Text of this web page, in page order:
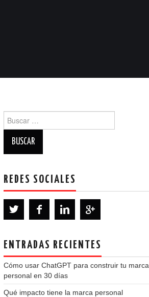
REDES SOCIALES
ENTRADAS RECIENTES
Cómo usar ChatGPT para construir tu marca
personal en 30 días
Qué impacto tiene la marca personal